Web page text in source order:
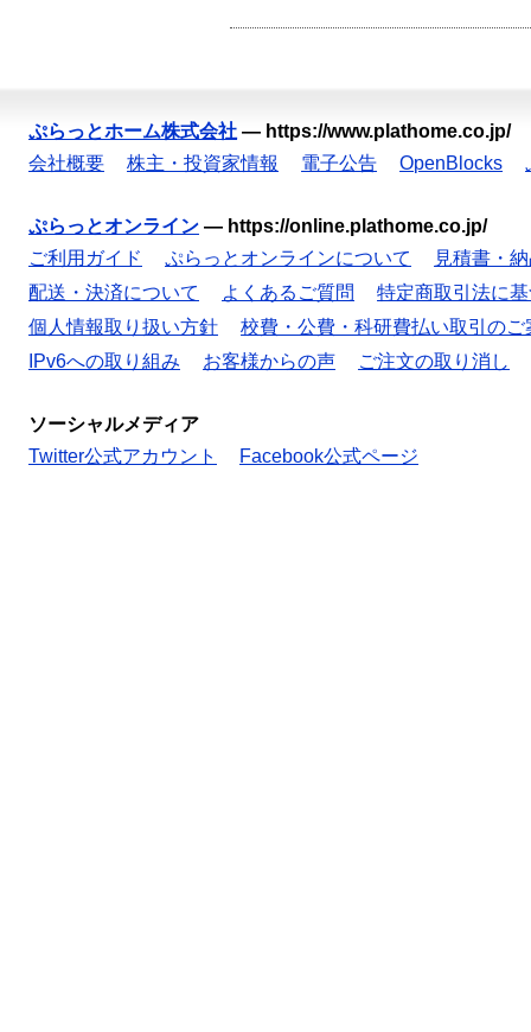
ぷらっとホーム株式会社 — https://www.plathome.co.jp/
会社概要
株主・投資家情報 電子公告 OpenBlocks
ぷらっとオンライン — https://online.plathome.co.jp/
ご利用ガイド
ぷらっとオンラインについて
見積書・
配送・決済について
よくあるご質問
特定商取引法に
個人情報取り扱い方針
校費・公費・科研費払い取引のご
IPv6への取り組み
お客様からの声 ご注文の取り消し
ソーシャルメディア
Twitter公式アカウント
Facebook公式ページ